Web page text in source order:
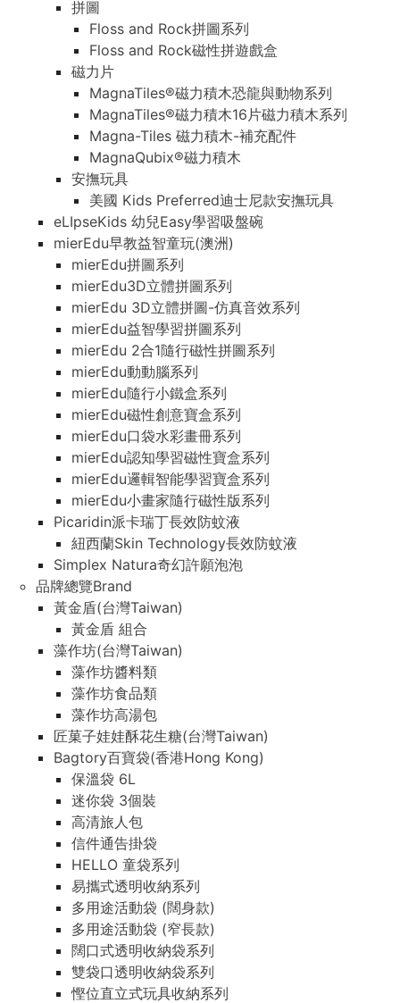
拼圖
Floss and Rock拼圖系列
Floss and Rock磁性拼遊戲盒
磁力片
MagnaTiles®磁力積木恐龍與動物系列
MagnaTiles®磁力積木16片磁力積木系列
Magna-Tiles 磁力積木-補充配件
MagnaQubix®磁力積木
安撫玩具
美國 Kids Preferred迪士尼款安撫玩具
eLIpseKids 幼兒Easy學習吸盤碗
mierEdu早教益智童玩(澳洲)
mierEdu拼圖系列
mierEdu3D立體拼圖系列
mierEdu 3D立體拼圖-仿真音效系列
mierEdu益智學習拼圖系列
mierEdu 2合1隨行磁性拼圖系列
mierEdu動動腦系列
mierEdu隨行小鐵盒系列
mierEdu磁性創意寶盒系列
mierEdu口袋水彩畫冊系列
mierEdu認知學習磁性寶盒系列
mierEdu邏輯智能學習寶盒系列
mierEdu小畫家隨行磁性版系列
Picaridin派卡瑞丁長效防蚊液
紐西蘭Skin Technology長效防蚊液
Simplex Natura奇幻許願泡泡
品牌總覽Brand
黃金盾(台灣Taiwan)
黃金盾 組合
藻作坊(台灣Taiwan)
藻作坊醬料類
藻作坊食品類
藻作坊高湯包
匠菓子娃娃酥花生糖(台灣Taiwan)
Bagtory百寶袋(香港Hong Kong)
保溫袋 6L
迷你袋 3個裝
高清旅人包
信件通告掛袋
HELLO 童袋系列
易攜式透明收納系列
多用途活動袋 (闊身款)
多用途活動袋 (窄長款)
闊口式透明收納袋系列
雙袋口透明收納袋系列
慳位直立式玩具收納系列